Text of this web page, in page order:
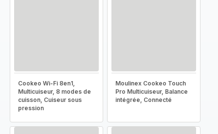
Cookeo Wi-Fi 8en1,
Multicuiseur, 8 modes de
cuisson, Cuiseur sous
pression
Moulinex Cookeo Touch
Pro Multicuiseur, Balance
intégrée, Connecté